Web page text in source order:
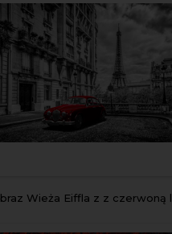
Obraz Wieża Eiffla z z czerwoną limuzyną